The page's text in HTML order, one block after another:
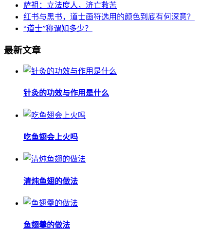
萨祖：立法度人，济亡救苦
红书与黑书，道士画符选用的颜色到底有何深意？
“道士”称谓知多少？
最新文章
针灸的功效与作用是什么
吃鱼翅会上火吗
清炖鱼翅的做法
鱼翅羹的做法